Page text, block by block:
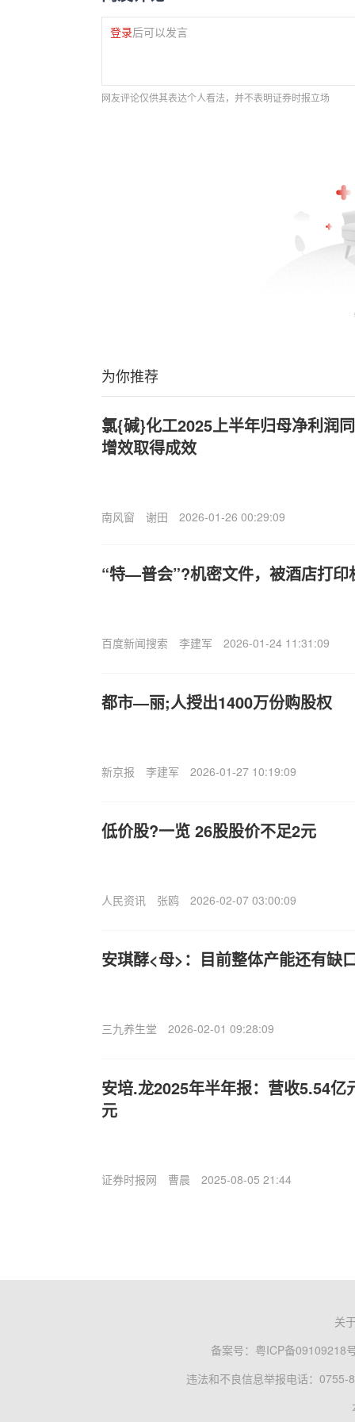
登录后可以发言
网友评论仅供其表达个人看法，并不表明证券时报立场
为你推荐
氯{碱}化工2025上半年归母净利润
增效取得成效
南风窗 谢田 2026-01-26 00:29:09
“特—普会”?机密文件，被酒店打印
百度新闻搜索 李建军 2026-01-24 11:31:09
都市—丽;人授出1400万份购股权
新京报 李建军 2026-01-27 10:19:09
低价股?一览 26股股价不足2元
人民资讯 张鸥 2026-02-07 03:00:09
安琪酵<母>：目前整体产能还有缺
三九养生堂 2026-02-01 09:28:09
安培.龙2025年半年报：营收5.54亿
元
证券时报网 曹晨 2025-08-05 21:44
关
备案号： 粤ICP备09109218
违法和不良信息举报电话：0755-